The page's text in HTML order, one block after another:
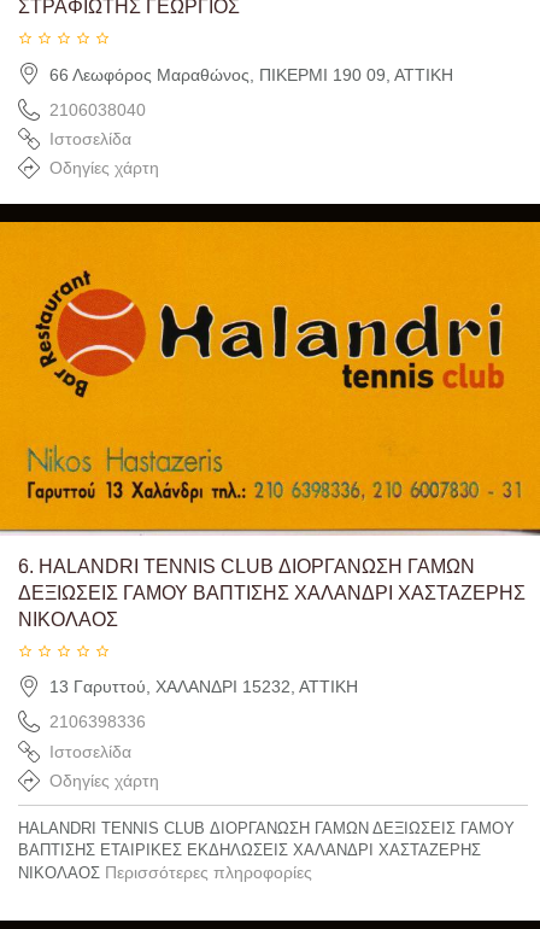
ΣΤΡΑΦΙΩΤΗΣ ΓΕΩΡΓΙΟΣ
66 Λεωφόρος Μαραθώνος, ΠΙΚΕΡΜΙ 190 09, ΑΤΤΙΚΗ
2106038040
Ιστοσελίδα
Οδηγίες χάρτη
6. HALANDRI TENNIS CLUB ΔΙΟΡΓΑΝΩΣΗ ΓΑΜΩΝ
ΔΕΞΙΩΣΕΙΣ ΓΑΜΟΥ ΒΑΠΤΙΣΗΣ ΧΑΛΑΝΔΡΙ ΧΑΣΤΑΖΕΡΗΣ
ΝΙΚΟΛΑΟΣ
13 Γαρυττού, ΧΑΛΑΝΔΡΙ 15232, ΑΤΤΙΚΗ
2106398336
Ιστοσελίδα
Οδηγίες χάρτη
HALANDRI TENNIS CLUB ΔΙΟΡΓΑΝΩΣΗ ΓΑΜΩΝ ΔΕΞΙΩΣΕΙΣ ΓΑΜΟΥ
ΒΑΠΤΙΣΗΣ ΕΤΑΙΡΙΚΕΣ ΕΚΔΗΛΩΣΕΙΣ ΧΑΛΑΝΔΡΙ ΧΑΣΤΑΖΕΡΗΣ
ΝΙΚΟΛΑΟΣ Περισσότερες πληροφορίες